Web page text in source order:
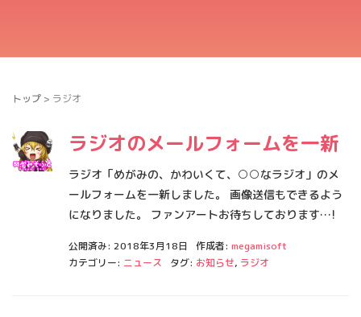
トップ > ラジオ
ラジオのメールフォームを一新
ラジオ「めがみの、かわいくて、○○なラジオ」のメ
ールフォームを一新しました。 画像送信もできるよう
になりました。 ファンアートお待ちしております…!
公開済み: 2018年3月18日 作成者: megamisoft
カテゴリー: ニュース タグ: お知らせ, ラジオ